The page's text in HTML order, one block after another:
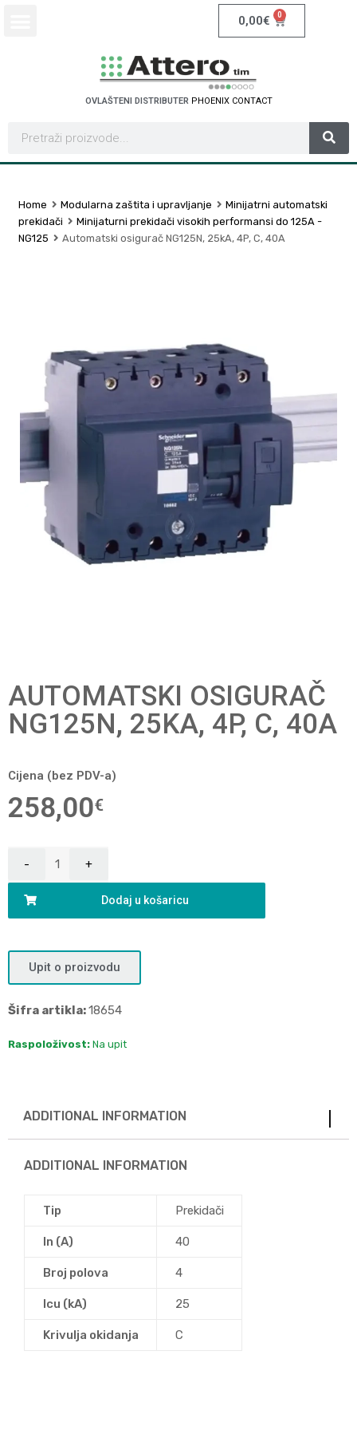
0,00€ 0
OVLAŠTENI DISTRIBUTER PHOENIX CONTACT
Home Modularna zaštita i upravljanje
Minijatrni automatski
prekidači
Minijaturni prekidači visokih performansi do 125A -
NG125
Automatski osigurač NG125N, 25kA, 4P, C, 40A
AUTOMATSKI OSIGURAČ
NG125N, 25KA, 4P, C, 40A
Cijena (bez PDV-a)
258,00€
Dodaj u košaricu
Upit o proizvodu
Šifra artikla:18654
Raspoloživost: Na upit
ADDITIONAL INFORMATION
ADDITIONAL INFORMATION
Tip Prekidači
In (A) 40
Broj polova 4
Icu (kA) 25
Krivulja okidanja C